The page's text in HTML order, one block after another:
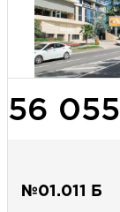
56 055
№01.011 Б